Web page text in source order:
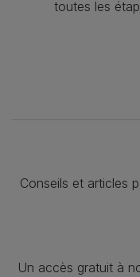
toutes les
Conseils et articles
Un accès gratuit à